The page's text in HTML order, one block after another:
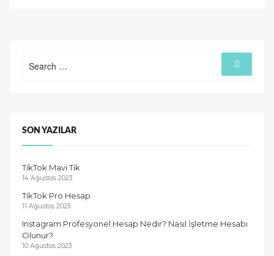
for:
Search
SON YAZILAR
TikTok Mavi Tik
14 Ağustos 2023
TikTok Pro Hesap
11 Ağustos 2023
Instagram Profesyonel Hesap Nedir? Nasıl İşletme Hesabı
Olunur?
10 Ağustos 2023